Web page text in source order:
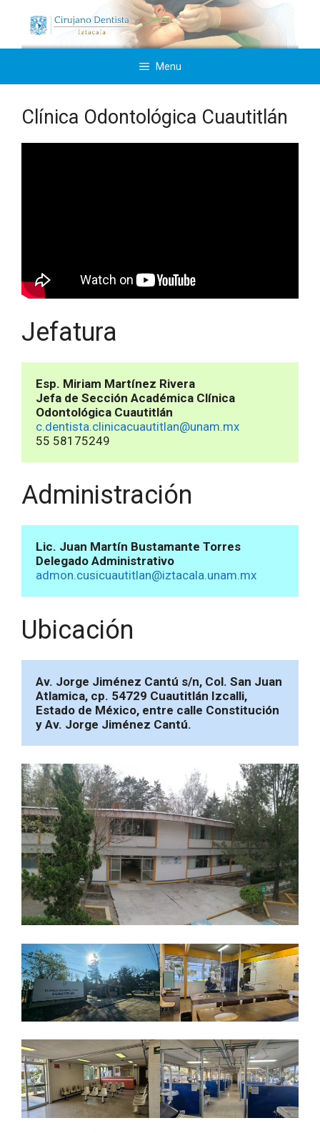
contenido
Menu
Clínica Odontológica Cuautitlán
Jefatura
Esp. Miriam Martínez Rivera
Jefa de Sección Académica Clínica
Odontológica Cuautitlán
c.dentista.clinicacuautitlan@unam.mx
55 58175249
Administración
Lic. Juan Martín Bustamante Torres
Delegado Administrativo
admon.cusicuautitlan@iztacala.unam.mx
Ubicación
Av. Jorge Jiménez Cantú s/n, Col. San Juan
Atlamica, cp. 54729 Cuautitlán Izcalli,
Estado de México, entre calle Constitución
y Av. Jorge Jiménez Cantú.